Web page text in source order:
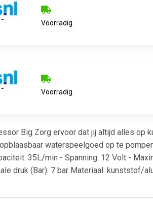
Voorradig.
Voorradig.
Big Zorg ervoor dat jij altijd alles op
waterspeelgoed op te
35L/min - Spanning: 12 Volt -
druk (Bar): 7 bar Materiaal: kunststof/